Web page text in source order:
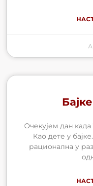
Очекујем дан
Као дете у
рационална у